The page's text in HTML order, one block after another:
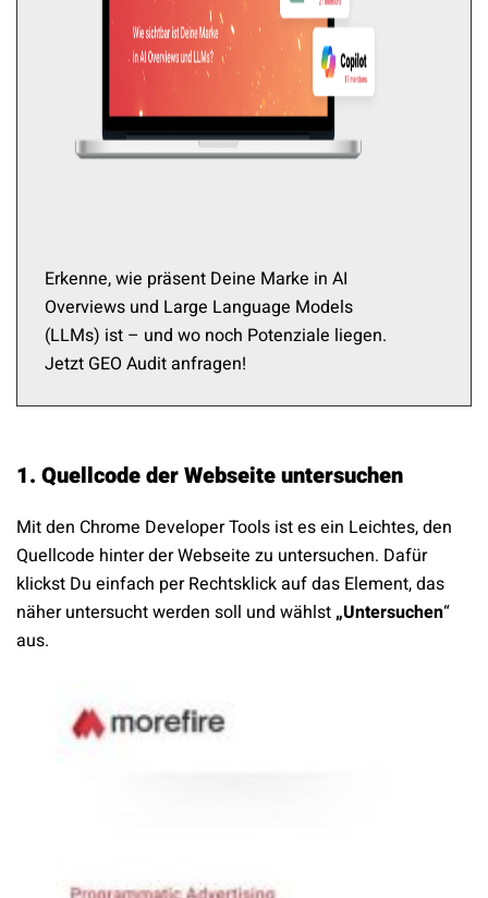
Erkenne, wie präsent Deine Marke in AI
Overviews und Large Language Models
(LLMs) ist – und wo noch Potenziale liegen.
Jetzt GEO Audit anfragen!
1. Quellcode der Webseite untersuchen
Mit den Chrome Developer Tools ist es ein Leichtes, den
Quellcode hinter der Webseite zu untersuchen. Dafür
klickst Du einfach per Rechtsklick auf das Element, das
näher untersucht werden soll und wählst„Untersuchen“
aus.